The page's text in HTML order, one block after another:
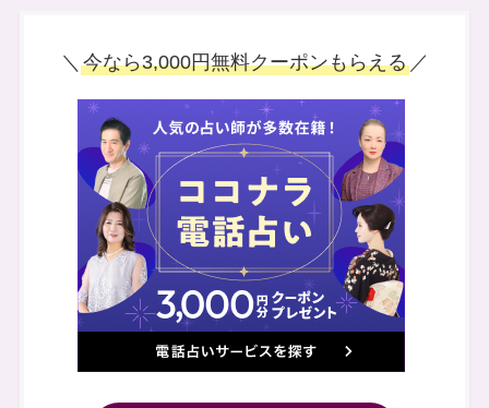
＼ 今なら3,000円無料クーポンもらえる／